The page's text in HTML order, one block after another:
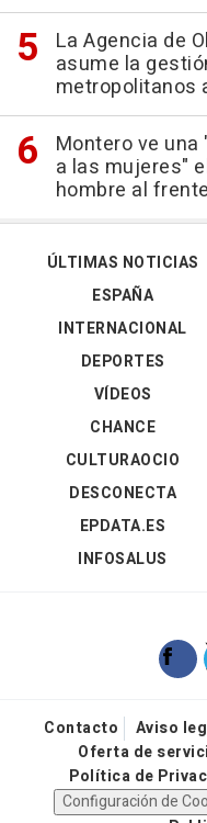
La Agencia de
asume la
metropolitanos
Montero ve
a las mujeres"
hombre al
ÚLTIMAS NOTICIAS
ESPAÑA
INTERNACIONAL
DEPORTES
VÍDEOS
CHANCE
CULTURAOCIO
DESCONECTA
EPDATA.ES
INFOSALUS
Contacto Aviso
Oferta de
Política de
Configuración de